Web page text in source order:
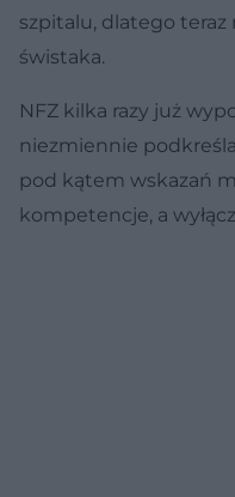
szpitalu, dlatego
świstaka.
NFZ kilka razy już
niezmiennie
pod kątem wskazań
kompetencje, a